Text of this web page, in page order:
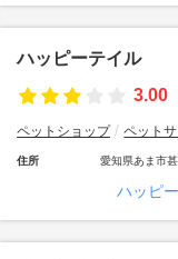
ハッピーテイル
3.00
ペットショップ ペット
住所 愛知県あま市
ハッピ